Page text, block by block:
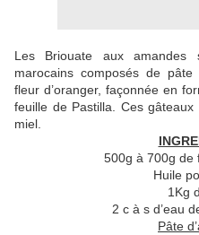
Les Briouate aux amandes
marocains composés de pâte
fleur d’oranger, façonnée en
feuille de Pastilla. Ces
miel.
500g à 700g de
Huile
1Kg
2 c à s d’eau
Pâte